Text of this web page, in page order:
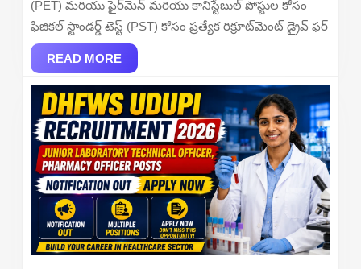
Check
PST
Download
PDF
(PET) మరియు ఫైర్‌మెన్ మరియు కానిస్టేబుల్ పోస్టుల కోసం
ఫిజికల్ స్టాండర్డ్ టెస్ట్ (PST) కోసం ప్రత్యేక రిక్రూట్‌మెంట్ డ్రైవ్ ఫర్
READ MOREREAD
MORE